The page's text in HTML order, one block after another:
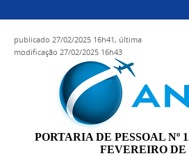
publicado 27/02/2025 16h41, última
modificação 27/02/2025 16h43
PORTARIA DE PESSOAL Nº
FEVEREIRO DE